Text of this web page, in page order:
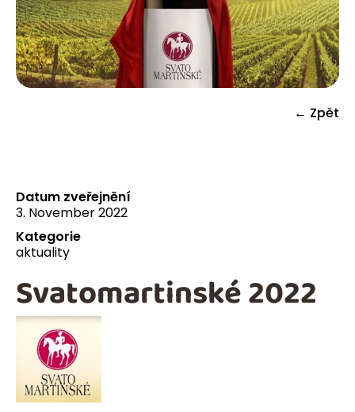
← Zpět
Datum zveřejnění
3. November 2022
Kategorie
aktuality
Svatomartinské 2022